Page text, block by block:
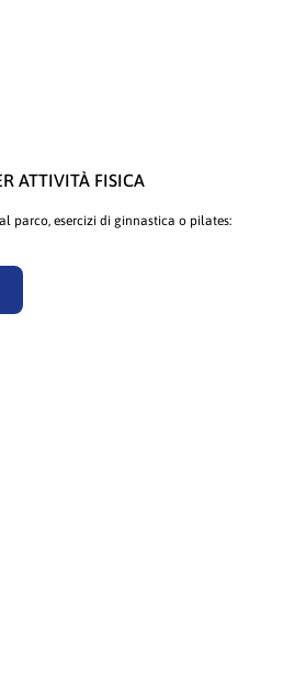
ATTIVITÀ FISICA
parco, esercizi di ginnastica o pilates: